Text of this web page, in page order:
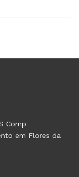
Comp
em Flores da